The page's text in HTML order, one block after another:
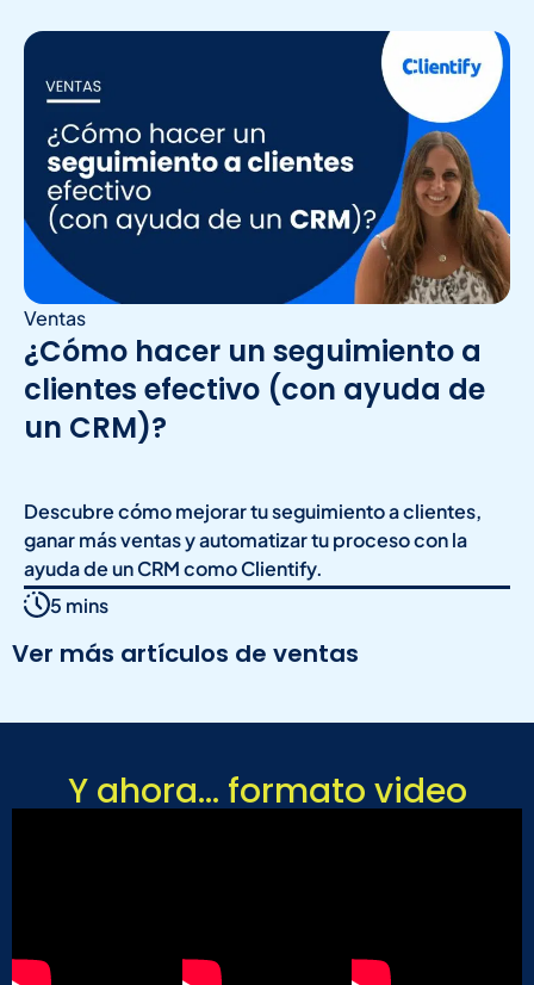
Ventas
¿Cómo hacer un seguimiento a
clientes efectivo (con ayuda de
un CRM)?
Descubre cómo mejorar tu seguimiento a clientes,
ganar más ventas y automatizar tu proceso con la
ayuda de un CRM como Clientify.
5 mins
Ver más artículos de ventas
Y ahora... formato video